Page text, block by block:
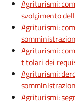
Agriturismi:
svolgimento
Agriturismi:
Agriturismi:
titolari dei
Agriturismi:
Agriturismi: